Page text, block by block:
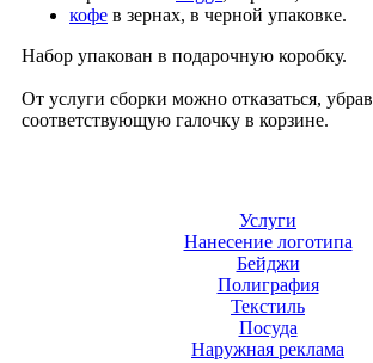
кофе в зернах, в черной упаковке.
Набор упакован в подарочную коробку.
От услуги сборки можно отказаться, убрав
соответствующую галочку в корзине.
Услуги
Нанесение логотипа
Бейджи
Полиграфия
Текстиль
Посуда
Наружная реклама